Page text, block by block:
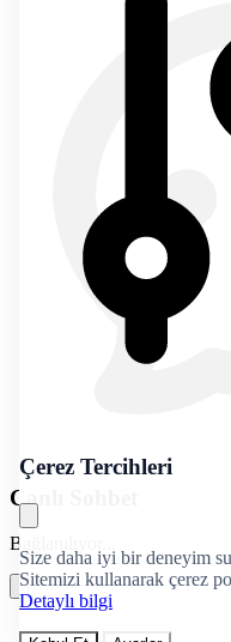
Çerez Tercihleri
Size daha iyi bir deneyim
Sitemizi kullanarak çerez
Detaylı bilgi
Canlı Sohbet
Bağlanılıyor...